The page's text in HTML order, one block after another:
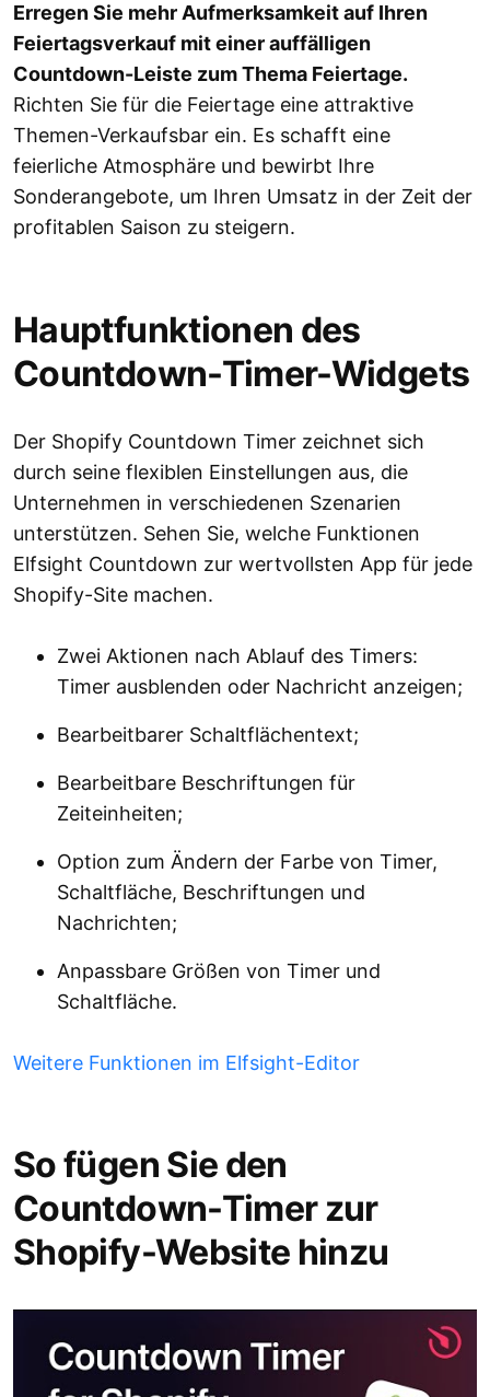
Erregen Sie mehr Aufmerksamkeit auf Ihren
Feiertagsverkauf mit einer auffälligen
Countdown-Leiste zum Thema Feiertage.
Richten Sie für die Feiertage eine attraktive
Themen-Verkaufsbar ein. Es schafft eine
feierliche Atmosphäre und bewirbt Ihre
Sonderangebote, um Ihren Umsatz in der Zeit der
profitablen Saison zu steigern.
Hauptfunktionen des
Countdown-Timer-Widgets
Der Shopify Countdown Timer zeichnet sich
durch seine flexiblen Einstellungen aus, die
Unternehmen in verschiedenen Szenarien
unterstützen. Sehen Sie, welche Funktionen
Elfsight Countdown zur wertvollsten App für jede
Shopify-Site machen.
Zwei Aktionen nach Ablauf des Timers:
Timer ausblenden oder Nachricht anzeigen;
Bearbeitbarer Schaltflächentext;
Bearbeitbare Beschriftungen für
Zeiteinheiten;
Option zum Ändern der Farbe von Timer,
Schaltfläche, Beschriftungen und
Nachrichten;
Anpassbare Größen von Timer und
Schaltfläche.
Weitere Funktionen im Elfsight-Editor
So fügen Sie den
Countdown-Timer zur
Shopify-Website hinzu